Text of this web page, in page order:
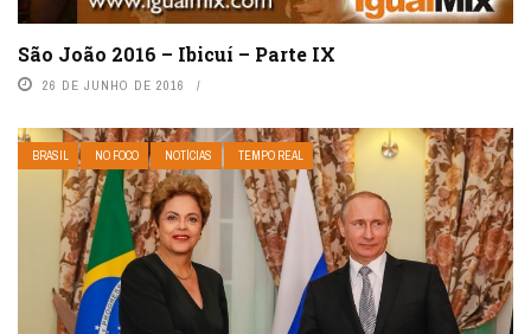
São João 2016 – Ibicuí – Parte IX
26 DE JUNHO DE 2016
BRASIL NO FOCO NOTÍCIAS TEMPO REAL